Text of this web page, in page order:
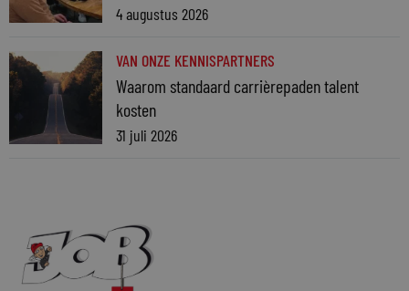
4 augustus 2026
VAN ONZE KENNISPARTNERS
Waarom standaard carrièrepaden talent
kosten
31 juli 2026